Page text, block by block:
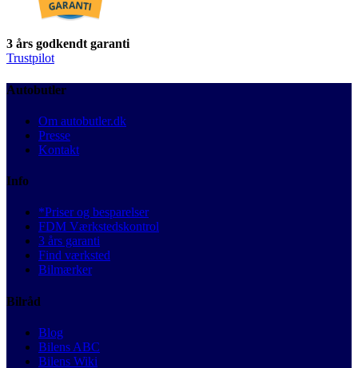
3 års godkendt garanti
Trustpilot
Autobutler
Om autobutler.dk
Presse
Kontakt
Info
*Priser og besparelser
FDM Værkstedskontrol
3 års garanti
Find værksted
Bilmærker
Bilråd
Blog
Bilens ABC
Bilens Wiki